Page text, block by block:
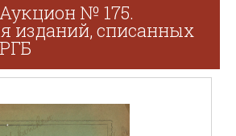
№ 175.
изданий, списанных